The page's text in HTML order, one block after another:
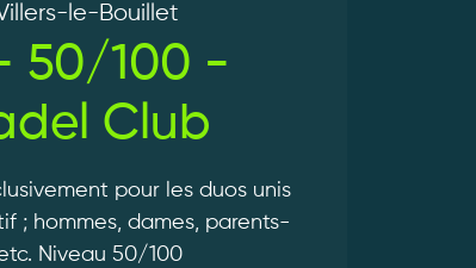
le-Bouillet
50/100 -
Club
pour les duos unis
; hommes, dames, parents-
Niveau 50/100